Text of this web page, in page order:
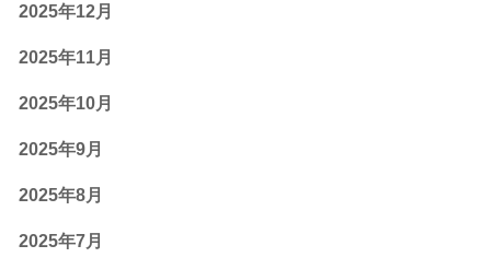
2025年12月
2025年11月
2025年10月
2025年9月
2025年8月
2025年7月